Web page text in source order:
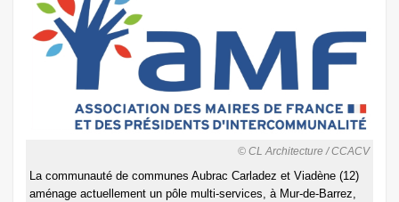
© CL Architecture / CCACV
La communauté de communes Aubrac Carladez et Viadène (12)
aménage actuellement un pôle multi-services, à Mur-de-Barrez,